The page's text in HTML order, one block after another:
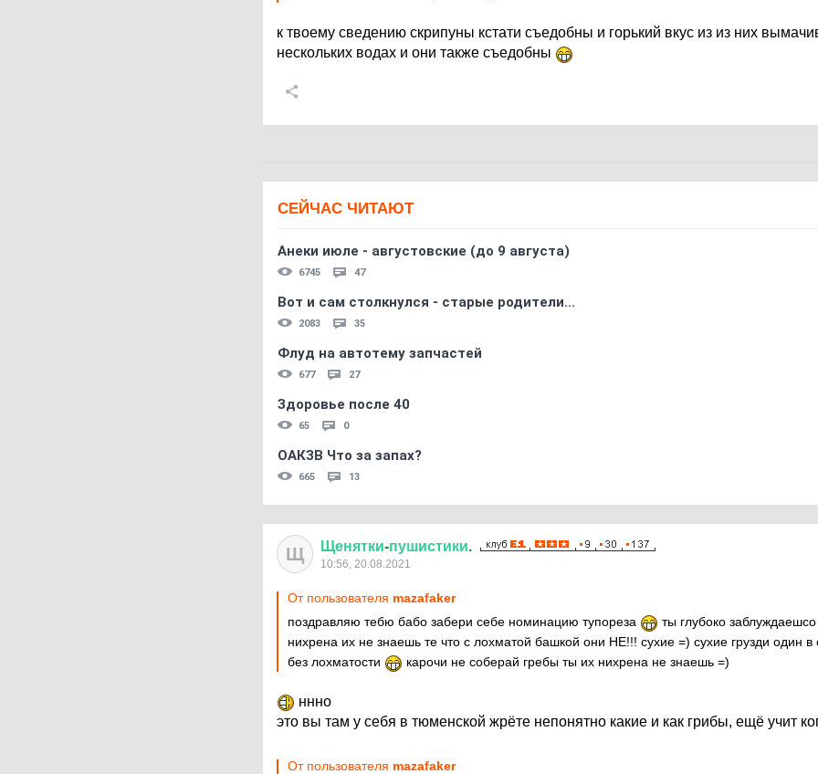
к твоему сведению скрипуны кстати съедобны и горький вкус из из них
нескольких водах и они также съедобны
СЕЙЧАС ЧИТАЮТ
Анеки июле - августовские (до 9 августа)
6745 47
Вот и сам столкнулся - старые родители...
2083 35
Флуд на автотему запчастей
677 27
Здоровье после 40
65 0
ОАКЗВ Что за запах?
665 13
Щ Щенятки-пушистики.
10:56, 20.08.2021
От пользователя mazafaker
поздравляю тебю бабо забери себе номинацию тупореза
ты глубоко
нихрена их не знаешь те что с лохматой башкой они НЕ!!! сухие =) сухие грузди один в
без лохматости
карочи не соберай гребы ты их нихрена не знаешь =)
ннно
это вы там у себя в тюменской жрёте непонятно какие и как грибы, ещё учит
От пользователя mazafaker